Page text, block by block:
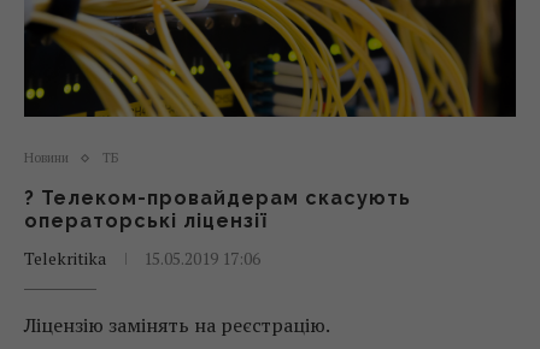
Новини ТБ
? Телеком-провайдерам скасують
операторські ліцензії
Telekritika
15.05.2019 17:06
Ліцензію замінять на реєстрацію.